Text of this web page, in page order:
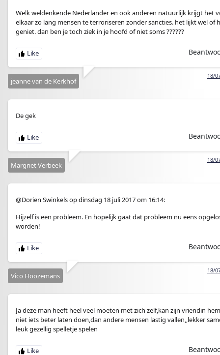
Welk weldenkende Nederlander en ook anderen natuurlijk krijgt het
elkaar zo lang mensen te terroriseren zonder sancties. het lijkt wel of
geniet. dan ben je toch ziek in je hoofd of niet soms ??????
18/
jeanne van de Kerkhof
De gek
18/
Margriet Verbeek
@Dorien Swinkels op dinsdag 18 juli 2017 om 16:14:
Hijzelf is een probleem. En hopelijk gaat dat probleem nu eens
worden!
18/
Vico Hoozemans
Ja deze man heeft heel veel moeten met zich zelf,kan zijn vriendin hem
niet iets beter laten doen,dan andere mensen lastig vallen,,lekker
leuk gezellig spelletje spelen